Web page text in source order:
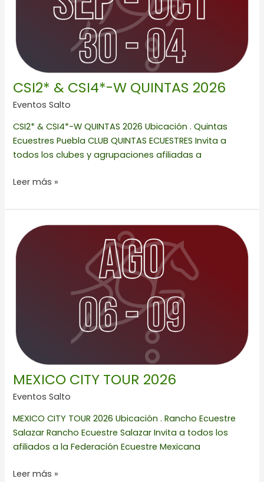
CSI2* & CSI4*-W QUINTAS 2026
Eventos Salto
CSI2* & CSI4*-W QUINTAS 2026 Ubicación . Quintas
Ecuestres Puebla CLUB QUINTAS ECUESTRES Invita a
todos los clubes y agrupaciones afiliadas a
Leer más »
MEXICO CITY TOUR 2026
Eventos Salto
MEXICO CITY TOUR 2026 Ubicación . Rancho Ecuestre
Salazar Rancho Ecuestre Salazar Invita a todos los
afiliados a la Federación Ecuestre Mexicana
CITY
TOUR
2026
Leer más »